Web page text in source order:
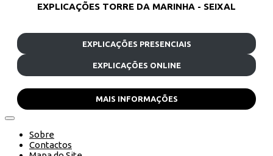
EXPLICAÇÕES TORRE DA MARINHA - SEIXAL
EXPLICAÇÕES PRESENCIAIS
EXPLICAÇÕES ONLINE
MAIS INFORMAÇÕES
Sobre
Contactos